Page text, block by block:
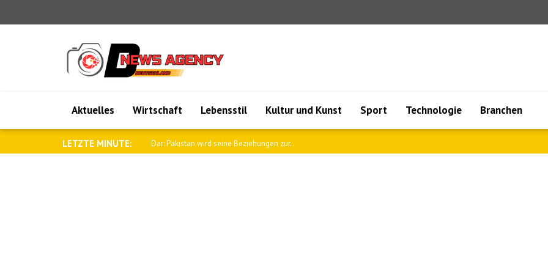
Aktuelles Wirtschaft Lebensstil Kultur und Kunst Sport Technologie Branchen
LETZTE MINUTE: Dar: Pakistan wird seine Beziehungen zur..